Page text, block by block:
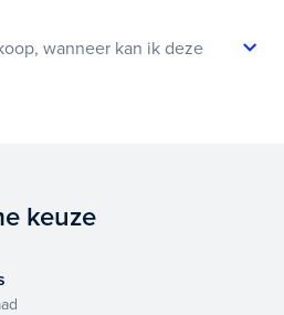
wanneer kan ik deze
keuze